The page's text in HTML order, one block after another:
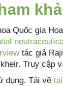
Quốc gia
tác giả
Truy cập
dụng. Tải về